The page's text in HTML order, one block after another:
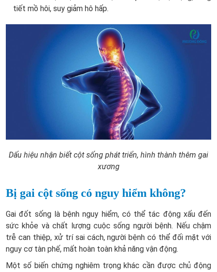
tiết mồ hôi, suy giảm hô hấp.
Dấu hiệu nhận biết cột sống phát triển, hình thành thêm gai
xương
Bị gai cột sống có nguy hiểm không?
Gai đốt sống là bệnh nguy hiểm, có thể tác động xấu đến
sức khỏe và chất lượng cuộc sống người bệnh. Nếu chậm
trễ can thiệp, xử trí sai cách, người bệnh có thể đối mặt với
nguy cơ tàn phế, mất hoàn toàn khả năng vận động.
Một số biến chứng nghiêm trọng khác cần được chủ động